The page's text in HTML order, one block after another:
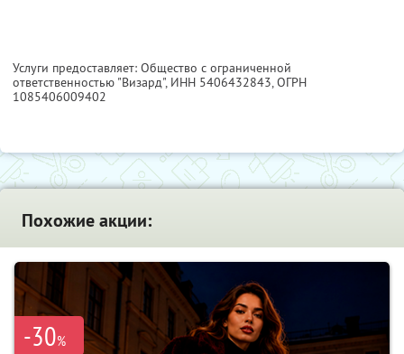
Услуги предоставляет: Общество с ограниченной
ответственностью "Визард", ИНН 5406432843, ОГРН
1085406009402
Похожие акции:
-30%